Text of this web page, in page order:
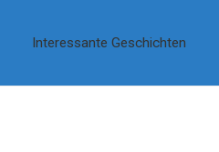
Interessante Geschichten